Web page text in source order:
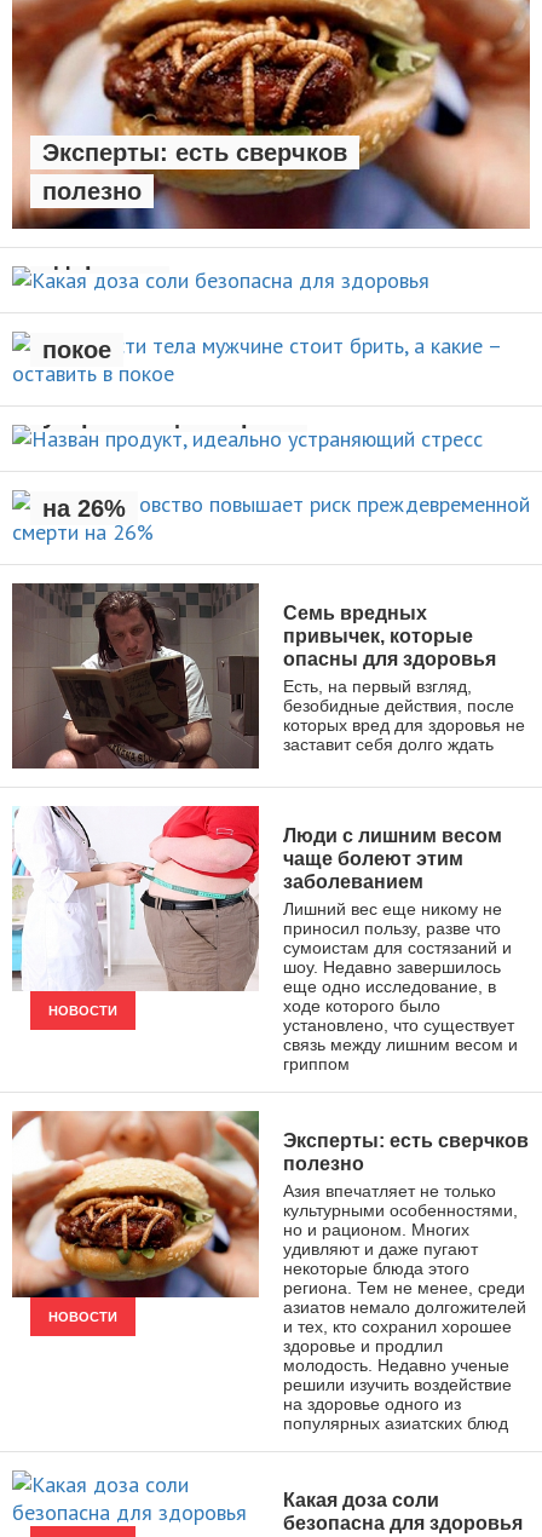
Эксперты: есть сверчков
полезно
НОВОСТИ
Какая доза соли безопасна для
здоровья
НОВОСТИ
Какие части тела мужчине стоит
брить, а какие – оставить в
покое
УХОД ЗА СОБОЙ
Назван продукт, идеально
устраняющий стресс
НОВОСТИ
Раннее отцовство повышает
риск преждевременной смерти
на 26%
НОВОСТИ
ЗДОРОВЫЙ ОБРАЗ ЖИЗНИ
Семь вредных
привычек, которые
опасны для здоровья
Есть, на первый взгляд,
безобидные действия, после
которых вред для здоровья не
заставит себя долго ждать
НОВОСТИ
Люди с лишним весом
чаще болеют этим
заболеванием
Лишний вес еще никому не
приносил пользу, разве что
сумоистам для состязаний и
шоу. Недавно завершилось
еще одно исследование, в
ходе которого было
установлено, что существует
связь между лишним весом и
гриппом
НОВОСТИ
Эксперты: есть сверчков
полезно
Азия впечатляет не только
культурными особенностями,
но и рационом. Многих
удивляют и даже пугают
некоторые блюда этого
региона. Тем не менее, среди
азиатов немало долгожителей
и тех, кто сохранил хорошее
здоровье и продлил
молодость. Недавно ученые
решили изучить воздействие
на здоровье одного из
популярных азиатских блюд
Какая доза соли
безопасна для здоровья